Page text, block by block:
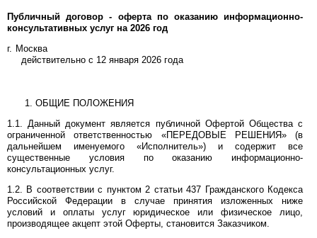
Публичный договор - оферта по оказанию информационно-
консультативных услуг на 2026 год
г. Москва
действительно с 12 января 2026 года
ОБЩИЕ ПОЛОЖЕНИЯ
1.1. Данный документ является публичной Офертой Общества с
ограниченной ответственностью «ПЕРЕДОВЫЕ РЕШЕНИЯ» (в
дальнейшем именуемого «Исполнитель») и содержит все
существенные условия по оказанию информационно-
консультационных услуг.
1.2. В соответствии с пунктом 2 статьи 437 Гражданского Кодекса
Российской Федерации в случае принятия изложенных ниже
условий и оплаты услуг юридическое или физическое лицо,
производящее акцепт этой Оферты, становится Заказчиком.